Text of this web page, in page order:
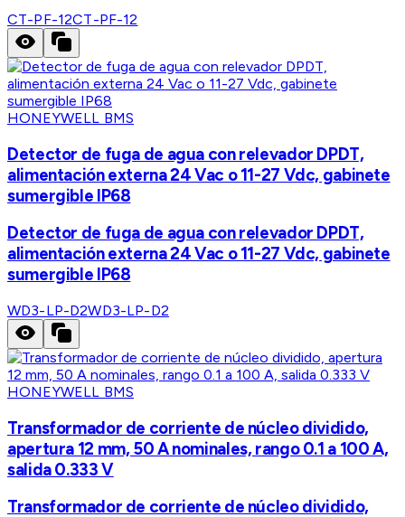
CT-PF-12CT-PF-12
HONEYWELL BMS
Detector de fuga de agua con relevador DPDT,
alimentación externa 24 Vac o 11-27 Vdc, gabinete
sumergible IP68
Detector de fuga de agua con relevador DPDT,
alimentación externa 24 Vac o 11-27 Vdc, gabinete
sumergible IP68
WD3-LP-D2WD3-LP-D2
HONEYWELL BMS
Transformador de corriente de núcleo dividido,
apertura 12 mm, 50 A nominales, rango 0.1 a 100 A,
salida 0.333 V
Transformador de corriente de núcleo dividido,